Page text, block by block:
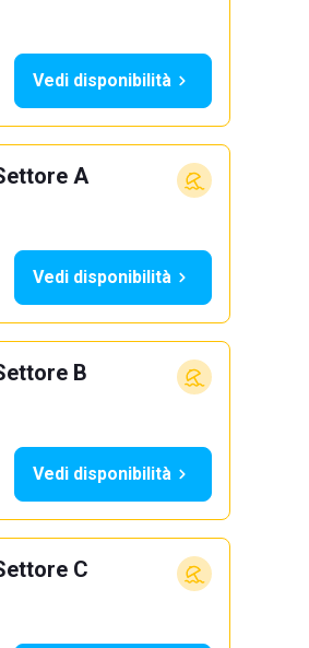
Vedi disponibilità
A
Vedi disponibilità
B
Vedi disponibilità
C